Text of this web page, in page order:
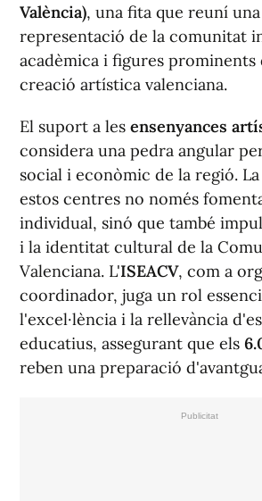
València), una fita que reuní
representació de la comunitat
acadèmica i figures prominents
creació artística valenciana.
El suport a les ensenyances
considera una pedra angular
social i econòmic de la regió.
estos centres no només
individual, sinó que també
i la identitat cultural de la
Valenciana. L'ISEACV, com a
coordinador, juga un rol
l'excel·lència i la rellevància
educatius, assegurant que els
reben una preparació